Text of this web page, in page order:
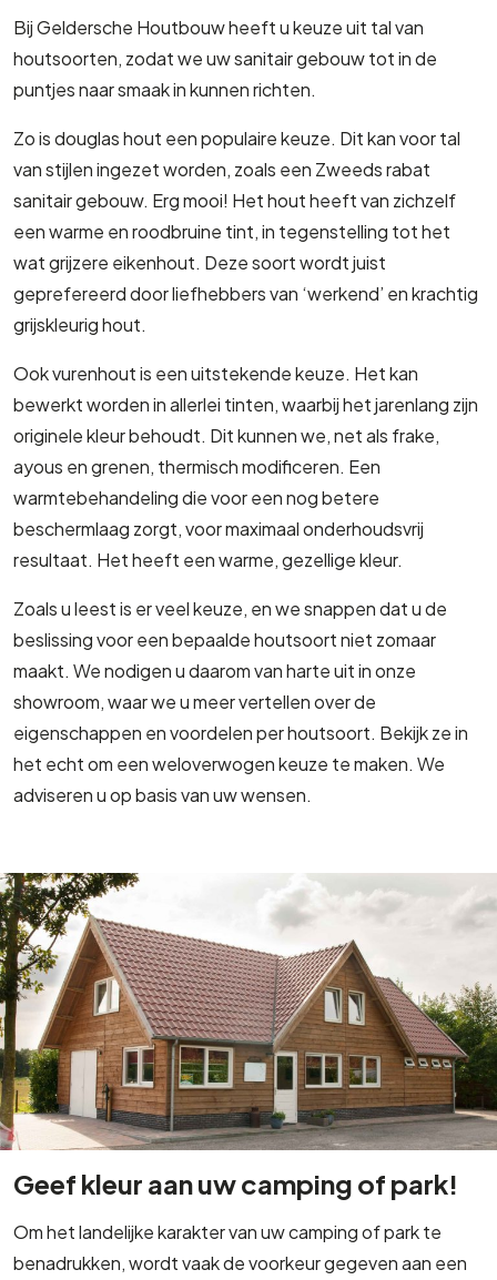
Bij Geldersche Houtbouw heeft u keuze uit tal van
houtsoorten, zodat we uw sanitair gebouw tot in de
puntjes naar smaak in kunnen richten.
Zo is douglas hout een populaire keuze. Dit kan voor tal
van stijlen ingezet worden, zoals een Zweeds rabat
sanitair gebouw. Erg mooi! Het hout heeft van zichzelf
een warme en roodbruine tint, in tegenstelling tot het
wat grijzere eikenhout. Deze soort wordt juist
geprefereerd door liefhebbers van ‘werkend’ en krachtig
grijskleurig hout.
Ook vurenhout is een uitstekende keuze. Het kan
bewerkt worden in allerlei tinten, waarbij het jarenlang zijn
originele kleur behoudt. Dit kunnen we, net als frake,
ayous en grenen, thermisch modificeren. Een
warmtebehandeling die voor een nog betere
beschermlaag zorgt, voor maximaal onderhoudsvrij
resultaat. Het heeft een warme, gezellige kleur.
Zoals u leest is er veel keuze, en we snappen dat u de
beslissing voor een bepaalde houtsoort niet zomaar
maakt. We nodigen u daarom van harte uit in onze
showroom, waar we u meer vertellen over de
eigenschappen en voordelen per houtsoort. Bekijk ze in
het echt om een weloverwogen keuze te maken. We
adviseren u op basis van uw wensen.
Geef kleur aan uw camping of park!
Om het landelijke karakter van uw camping of park te
benadrukken, wordt vaak de voorkeur gegeven aan een